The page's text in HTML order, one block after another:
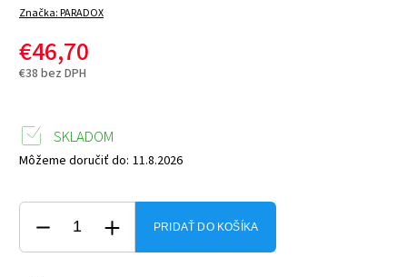
Značka:PARADOX
€46,70
€38 bez DPH
SKLADOM
Môžeme doručiť do: 11.8.2026
PRIDAŤ DO KOŠÍKA